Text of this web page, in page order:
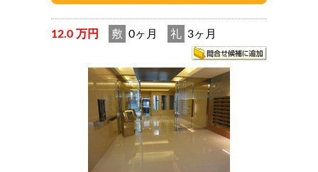
12.0 万円 敷 0ヶ月 礼 3ヶ月